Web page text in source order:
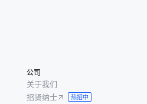
公司
关于我们
招贤纳士
热招中